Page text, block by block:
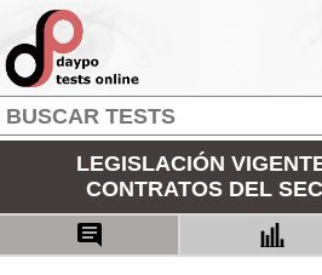
LEGISLACIÓN
CONTRATOS DEL